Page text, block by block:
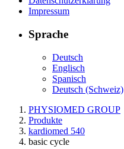
Impressum
Sprache
Deutsch
Englisch
Spanisch
Deutsch (Schweiz)
PHYSIOMED GROUP
Produkte
kardiomed 540
basic cycle